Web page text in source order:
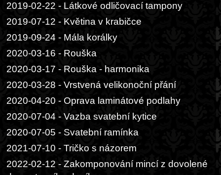
2019-02-22 - Látkové odličovací tampony
2019-07-12 - Květina v krabičce
2019-09-24 - Mála korálky
2020-03-16 - Rouška
2020-03-17 - Rouška - harmonika
2020-03-28 - Vrstvená velikonoční přání
2020-04-20 - Oprava laminátové podlahy
2020-07-04 - Vazba svatební kytice
2020-07-05 - Svatební ramínka
2021-07-10 - Tričko s názorem
2022-02-12 - Zakomponování mincí z dovolené